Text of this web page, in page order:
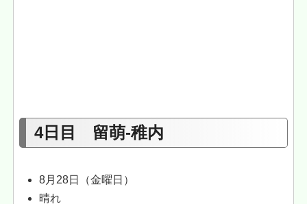
4日目 留萌-稚内
8月28日（金曜日）
晴れ